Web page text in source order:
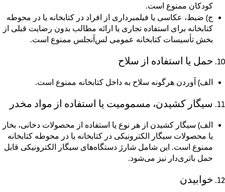
کودکان ممنوع است.
ج) ضبط، عکاسی یا فیلمبرداری از افراد در کتابخانه یا در محوطه
کتابخانه برای استفاده تجاری یا ارائه مطالب بدون رضایت قبلی از
بخش تأسیسات کتابخانه عمومی لس‌آنجلس ممنوع است.
حمل یا استفاده از سلاح
الف) آوردن هرگونه سلاح به داخل کتابخانه ممنوع است.
سیگار کشیدن، مسمومیت یا استفاده از مواد مخدر
الف) سیگار کشیدن از هر نوع یا استفاده از محصولات دخانی، بخار
یا محصولات سیگار الکترونیکی در کتابخانه یا در محوطه کتابخانه
ممنوع است. این شامل شارژ دستگاه‌های سیگار الکترونیکی قابل
حمل باتری‌دار نیز می‌شود.
خوابیدن